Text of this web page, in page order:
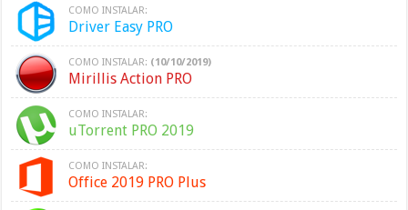
COMO INSTALAR:
Driver Easy PRO
COMO INSTALAR: (10/10/2019)
Mirillis Action PRO
COMO INSTALAR:
uTorrent PRO 2019
COMO INSTALAR:
Office 2019 PRO Plus